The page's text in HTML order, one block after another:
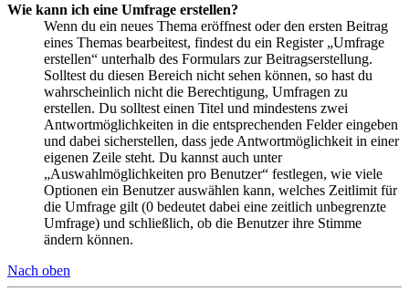
Wie kann ich eine Umfrage erstellen?
Wenn du ein neues Thema eröffnest oder den ersten Beitrag
eines Themas bearbeitest, findest du ein Register „Umfrage
erstellen“ unterhalb des Formulars zur Beitragserstellung.
Solltest du diesen Bereich nicht sehen können, so hast du
wahrscheinlich nicht die Berechtigung, Umfragen zu
erstellen. Du solltest einen Titel und mindestens zwei
Antwortmöglichkeiten in die entsprechenden Felder eingeben
und dabei sicherstellen, dass jede Antwortmöglichkeit in einer
eigenen Zeile steht. Du kannst auch unter
„Auswahlmöglichkeiten pro Benutzer“ festlegen, wie viele
Optionen ein Benutzer auswählen kann, welches Zeitlimit für
die Umfrage gilt (0 bedeutet dabei eine zeitlich unbegrenzte
Umfrage) und schließlich, ob die Benutzer ihre Stimme
ändern können.
Nach oben